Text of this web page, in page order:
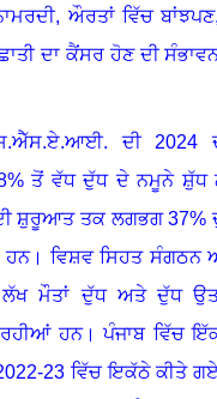
, ਔਰਤਾਂ ਵਿੱਚ
ਦਾ ਕੈਂਸਰ ਹੋਣ ਦੀ
ਦੀ 2024
ਤੋਂ ਵੱਧ ਦੁੱਧ ਦੇ ਨਮੂਨੇ ਸ਼ੁੱਧ
ਸ਼ੁਰੂਆਤ ਤਕ ਲਗਭਗ 37%
ਹਨ। ਵਿਸ਼ਵ ਸਿਹਤ ਸੰਗਠਨ
ਮੌਤਾਂ ਦੁੱਧ ਅਤੇ ਦੁੱਧ
ਰਹੀਆਂ ਹਨ।ਪੰਜਾਬ ਵਿੱਚ
23 ਵਿੱਚ ਇਕੱਠੇ ਕੀਤੇ